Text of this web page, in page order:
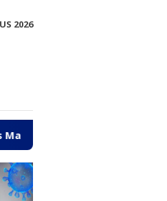
2026
Rusak, Talud hingga